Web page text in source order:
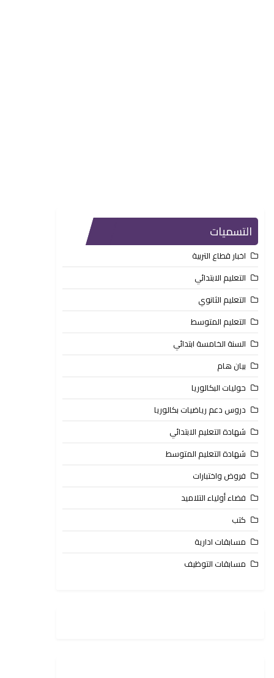
التسميات
اخبار قطاع التربية
التعليم الابتدائي
التعليم الثانوي
التعليم المتوسط
السنة الخامسة ابتدائي
بيان هام
حوليات البكالوريا
دروس دعم رياضيات بكالوريا
شهادة التعليم الابتدائي
شهادة التعليم المتوسط
فروض واختبارات
فضاء أولياء التلاميد
كتب
مسابقات ادارية
مسابقات التوظيف